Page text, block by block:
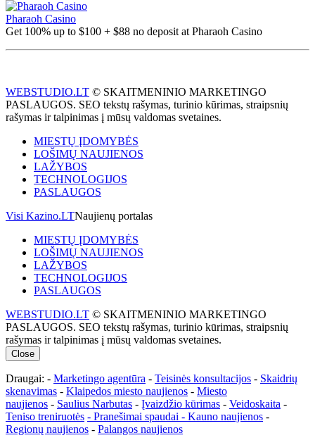
Pharaoh Casino
Get 100% up to $100 + $88 no deposit at Pharaoh Casino
WEBSTUDIO.LT © SKAITMENINIO MARKETINGO
PASLAUGOS. SEO tekstų rašymas, turinio kūrimas, straipsnių
rašymas ir talpinimas į mūsų valdomas svetaines.
MIESTŲ ĮDOMYBĖS
LOŠIMŲ NAUJIENOS
LAŽYBOS
TECHNOLOGIJOS
PASLAUGOS
Visi Kazino.LTNaujienų portalas
MIESTŲ ĮDOMYBĖS
LOŠIMŲ NAUJIENOS
LAŽYBOS
TECHNOLOGIJOS
PASLAUGOS
WEBSTUDIO.LT © SKAITMENINIO MARKETINGO
PASLAUGOS. SEO tekstų rašymas, turinio kūrimas, straipsnių
rašymas ir talpinimas į mūsų valdomas svetaines.
Close
Draugai: - Marketingo agentūra - Teisinės konsultacijos - Skaidrių
skenavimas - Klaipedos miesto naujienos - Miesto
naujienos - Saulius Narbutas - Įvaizdžio kūrimas - Veidoskaita -
Teniso treniruotės - Pranešimai spaudai - Kauno naujienos -
Regionų naujienos - Palangos naujienos